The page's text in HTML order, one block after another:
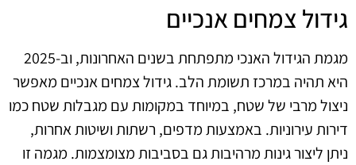
גידול צמחים אנכיים
מגמת הגידול האנכי מתפתחת בשנים האחרונות, וב-2025
היא תהיה במרכז תשומת הלב. גידול צמחים אנכיים מאפשר
ניצול מרבי של שטח, במיוחד במקומות עם מגבלות שטח כמו
דירות עירוניות. באמצעות מדפים, רשתות ושיטות אחרות,
ניתן ליצור גינות מרהיבות גם בסביבות מצומצמות. מגמה זו